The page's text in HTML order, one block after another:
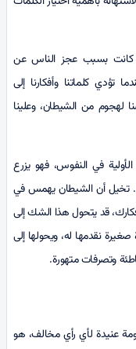
كانت بسبب عجز الناس عن
تؤدي كلماتنا وأفكارنا إلى
لهجوم من الشيطان، وعلينا
في النفوس، فهو يزرع
تخيل أن الشيطان يهمس في
قد يتحول هذا الشك إلى
نقدمها له، ويحولها إلى
وتصرفات متهورة.
عنيدة لأي رأي مخالف، هو